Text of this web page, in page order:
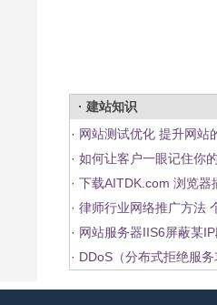
· 建站知识
· 网站测试优化 提升网站
· 如何让客户一眼记住你
· 下载AITDK.com 浏览器
· 律师行业网络推广方法
· 网站服务器IIS6屏蔽某
· DDoS（分布式拒绝服